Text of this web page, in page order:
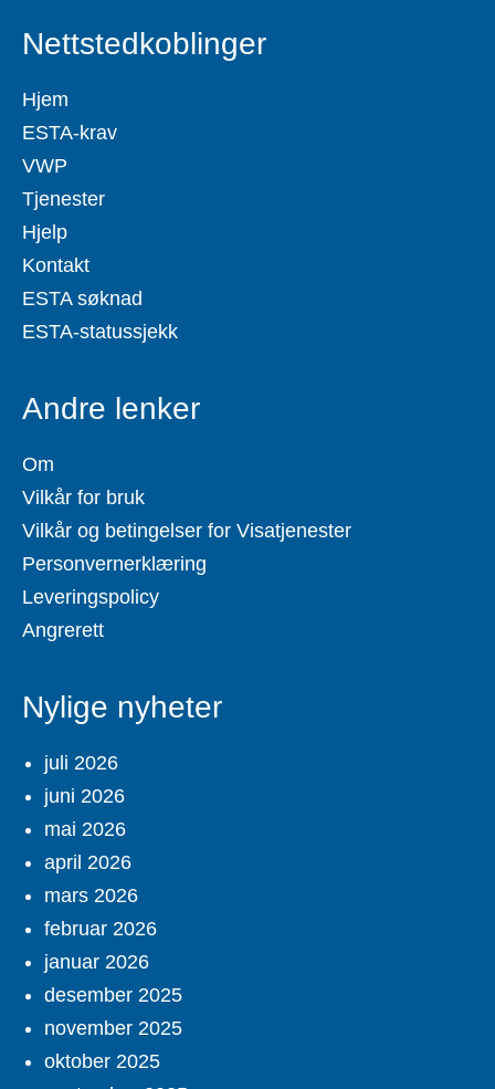
Nettstedkoblinger
Hjem
ESTA-krav
VWP
Tjenester
Hjelp
Kontakt
ESTA søknad
ESTA-statussjekk
Andre lenker
Om
Vilkår for bruk
Vilkår og betingelser for Visatjenester
Personvernerklæring
Leveringspolicy
Angrerett
Nylige nyheter
juli 2026
juni 2026
mai 2026
april 2026
mars 2026
februar 2026
januar 2026
desember 2025
november 2025
oktober 2025